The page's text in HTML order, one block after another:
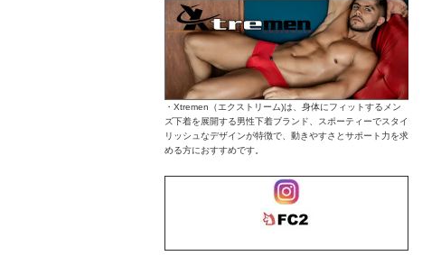
・Xtremen（エクストリーム)は、身体にフィットするメン
ズ下着を展開する男性下着ブランド、スポーティーでスタイ
リッシュなデザインが特徴で、動きやすさとサポート力を求
める方におすすめです。